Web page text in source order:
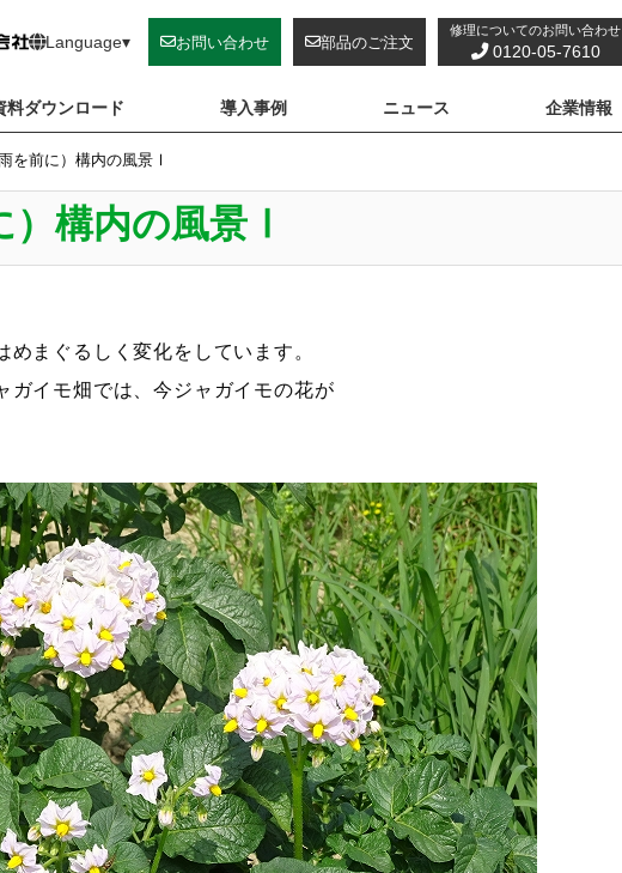
Language▾ お問い合わせ 部品のご注文
修理についてのお問い合わせ
0120-05-7610
料ダウンロード 導入事例 ニュース 企業情報
雨を前に）構内の風景Ⅰ
）構内の風景Ⅰ
まぐるしく変化をしています。
ガイモ畑では、今ジャガイモの花が